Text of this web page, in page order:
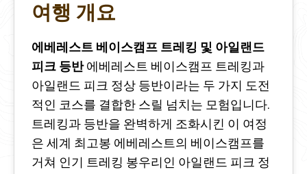
여행 개요
에베레스트 베이스캠프 트레킹 및 아일랜드
피크 등반에베레스트 베이스캠프 트레킹과
아일랜드 피크 정상 등반이라는 두 가지 도전
적인 코스를 결합한 스릴 넘치는 모험입니다.
트레킹과 등반을 완벽하게 조화시킨 이 여정
은 세계 최고봉 에베레스트의 베이스캠프를
거쳐 인기 트레킹 봉우리인 아일랜드 피크 정